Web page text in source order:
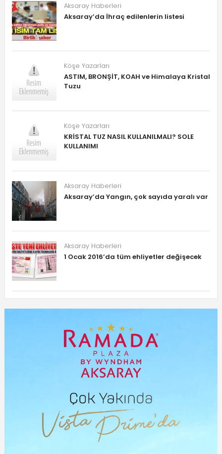
Aksaray Haberleri
Aksaray’da İhraç edilenlerin listesi
Köşe Yazarları
ASTIM, BRONŞİT, KOAH ve Himalaya Kristal
Tuzu
Köşe Yazarları
KRİSTAL TUZ NASIL KULLANILMALI? SOLE
KULLANIMI
Aksaray Haberleri
Aksaray’da Yangın, çok sayıda yaralı var
Aksaray Haberleri
1 Ocak 2016’da tüm ehliyetler değişecek